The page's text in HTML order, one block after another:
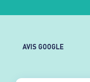
AVIS GOOGLE